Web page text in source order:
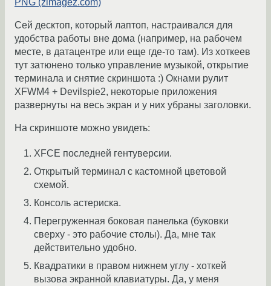
PNG (zimagez.com)
Сей десктоп, который лаптоп, настраивался для
удобства работы вне дома (например, на рабочем
месте, в датацентре или еще где-то там). Из хоткеев
тут затюнено только управление музыкой, открытие
терминала и снятие скриншота :) Окнами рулит
XFWM4 + Devilspie2, некоторые приложения
развернуты на весь экран и у них убраны заголовки.
На скриншоте можно увидеть:
XFCE последней гентуверсии.
Открытый терминал с кастомной цветовой
схемой.
Консоль астериска.
Перегруженная боковая панелька (буковки
сверху - это рабочие столы). Да, мне так
действительно удобно.
Квадратики в правом нижнем углу - хоткей
вызова экранной клавиатуры. Да, у меня